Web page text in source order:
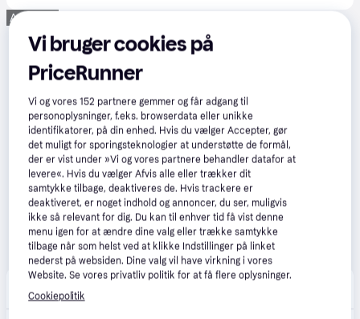
Annonce
SikkerhedsGiganten
42 kr. fragt
Vi bruger cookies på
PriceRunner
Vi og vores152 partnere gemmer og får adgang til
personoplysninger, f.eks. browserdata eller unikke
identifikatorer, på din enhed. Hvis du vælger Accepter, gør
det muligt for sporingsteknologier at understøtte de formål,
der er vist under »Vi og vores partnere behandler datafor at
levere«. Hvis du vælger Afvis alle eller trækker dit
samtykke tilbage, deaktiveres de. Hvis trackere er
deaktiveret, er noget indhold og annoncer, du ser, muligvis
ikke så relevant for dig. Du kan til enhver tid få vist denne
menu igen for at ændre dine valg eller trække samtykke
tilbage når som helst ved at klikke Indstillinger på linket
nederst på websiden. Dine valg vil have virkning i vores
Website. Se vores privatliv politik for at få flere oplysninger.
Cookiepolitik